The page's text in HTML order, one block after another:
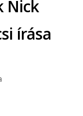
Nick
írása